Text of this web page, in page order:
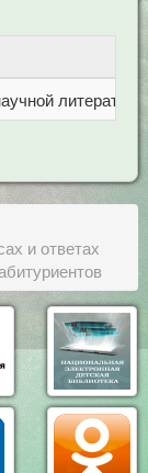
литерат
и ответах